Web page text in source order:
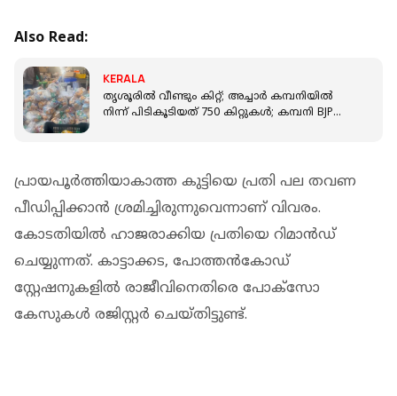
Also Read:
KERALA
തൃശൂരിൽ വീണ്ടും കിറ്റ്; അച്ചാർ കമ്പനിയിൽ
നിന്ന് പിടികൂടിയത് 750 കിറ്റുകള്‍; കമ്പനി BJP
പ്രായപൂർത്തിയാകാത്ത കുട്ടിയെ പ്രതി പല തവണ
പീഡിപ്പിക്കാൻ ശ്രമിച്ചിരുന്നുവെന്നാണ് വിവരം.
കോടതിയിൽ ഹാജരാക്കിയ പ്രതിയെ റിമാൻഡ്
ചെയ്യുന്നത്. കാട്ടാക്കട, പോത്തൻകോഡ്
സ്റ്റേഷനുകളിൽ രാജീവിനെതിരെ പോക്‌സോ
കേസുകൾ രജിസ്റ്റർ ചെയ്തിട്ടുണ്ട്.